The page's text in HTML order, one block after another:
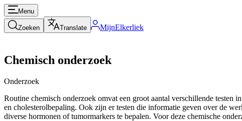
Menu
Zoeken Translate MijnElkerliek
Chemisch onderzoek
Onderzoek
Routine chemisch onderzoek omvat een groot aantal verschillende testen
en cholesterolbepaling. Ook zijn er testen die informatie geven over de
diverse hormonen of tumormarkers te bepalen. Voor deze chemische